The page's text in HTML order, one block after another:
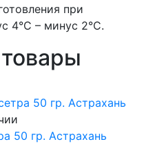
при
4°С – минус 2°С.
50 гр. Астрахань